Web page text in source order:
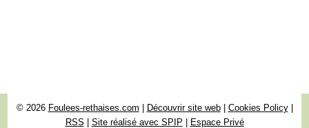
© 2026 Foulees-rethaises.com | Découvrir site web| Cookies Policy|
RSS | Site réalisé avec SPIP | Espace Privé